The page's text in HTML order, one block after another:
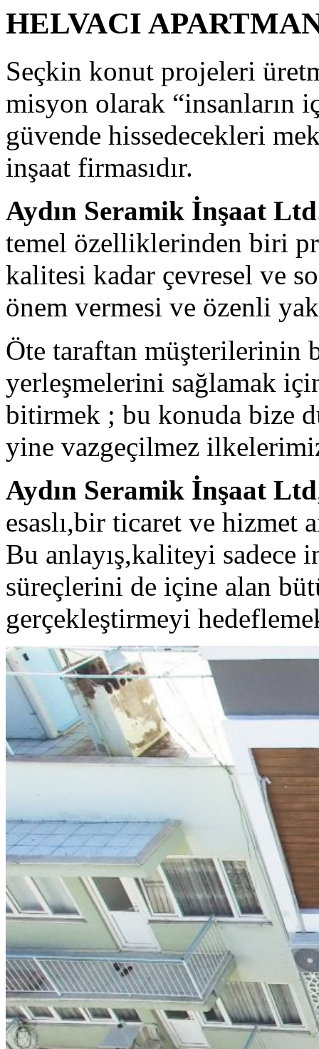
HELVACI
Seçkin konut projeleri
misyon olarak “insanların
güvende hissedecekleri
inşaat firmasıdır.
Aydın Seramik İnşaat Ltd
temel özelliklerinden biri
kalitesi kadar çevresel ve
önem vermesi ve özenli
Öte taraftan müşterilerinin
yerleşmelerini sağlamak
bitirmek ; bu konuda bize
yine vazgeçilmez
Aydın Seramik İnşaat Ltd
esaslı,bir ticaret ve hizmet
Bu anlayış,kaliteyi sadece
süreçlerini de içine alan
gerçekleştirmeyi